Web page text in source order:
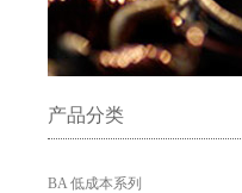
产品分类
BA 低成本系列